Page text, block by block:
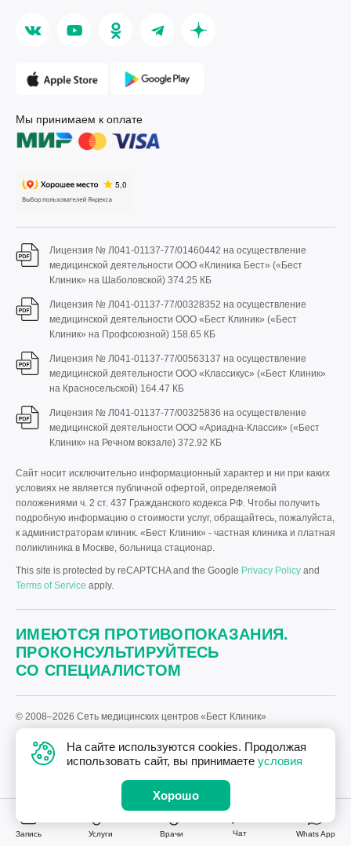
Мы принимаем к оплате
Лицензия № Л041-01137-77/01460442 на осуществление
медицинской деятельности ООО «Клиника Бест» («Бест
Клиник» на Шаболовской) 374.25 КБ
Лицензия № Л041-01137-77/00328352 на осуществление
медицинской деятельности ООО «Бест Клиник» («Бест
Клиник» на Профсоюзной) 158.65 КБ
Лицензия № Л041-01137-77/00563137 на осуществление
медицинской деятельности ООО «Классикус» («Бест Клиник»
на Красносельской) 164.47 КБ
Лицензия № Л041-01137-77/00325836 на осуществление
медицинской деятельности ООО «Ариадна-Классик» («Бест
Клиник» на Речном вокзале) 372.92 КБ
Сайт носит исключительно информационный характер и ни при каких
условиях не является публичной офертой, определяемой
положениями ч. 2 ст. 437 Гражданского кодекса РФ. Чтобы получить
подробную информацию о стоимости услуг, обращайтесь, пожалуйста,
к администраторам клиник. «Бест Клиник» - частная клиника и платная
поликлиника в Москве, больница стационар.
This site is protected by reCAPTCHA and the Google Privacy Policy and
Terms of Service apply.
ИМЕЮТСЯ ПРОТИВОПОКАЗАНИЯ.
ПРОКОНСУЛЬТИРУЙТЕСЬ
СО СПЕЦИАЛИСТОМ
© 2008–2026 Сеть медицинских центров «Бест Клиник»
Политика «Бест Клиник» в отношении обработки персональных
данных.
разработка сайта—Текарт.
Запись Услуги Врачи Чат Whats App
На сайте используются cookies. Продолжая
использовать сайт, вы принимаете условия
Хорошо